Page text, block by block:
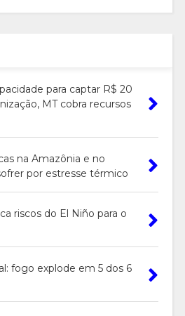
para captar R$ 20
MT cobra recursos
na Amazônia e no
por estresse térmico
riscos do El Niño para o
fogo explode em 5 dos 6